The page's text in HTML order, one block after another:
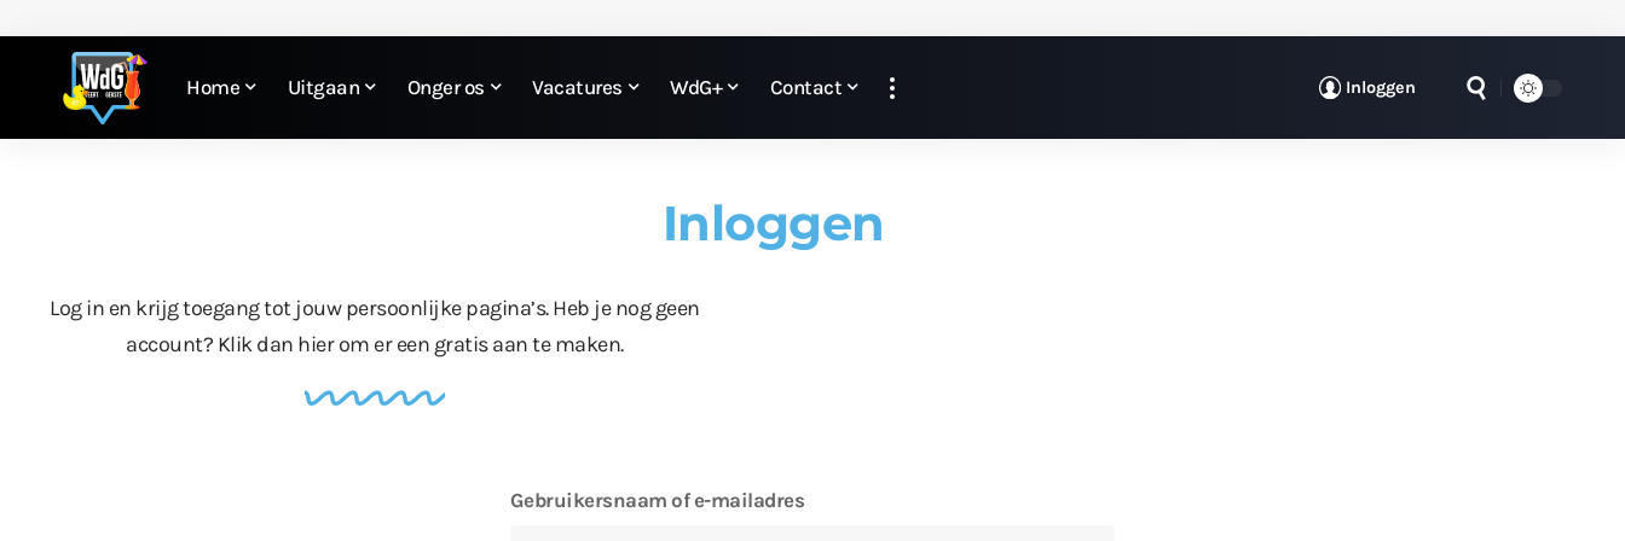
Home Uitgaan Onger os Vacatures WdG+ Contact Inloggen
Inloggen
Log in en krijg toegang tot jouw persoonlijke pagina’s. Heb je nog geen
account? Klik dan hierom er een gratis aan te maken.
Gebruikersnaam of e-mailadres